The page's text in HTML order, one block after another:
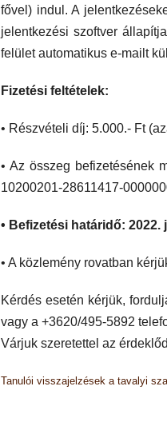
fővel) indul. A
jelentkezési szoftver
felület automatikus e-mailt
Fizetési feltételek:
• Részvételi díj: 5.000.- Ft
• Az összeg befizetésének
10200201-28611417-
• Befizetési határidő: 2022.
• A közlemény rovatban
Kérdés esetén kérjük,
vagy a +3620/495-5892
Várjuk szeretettel az
Tanulói visszajelzések a tavalyi